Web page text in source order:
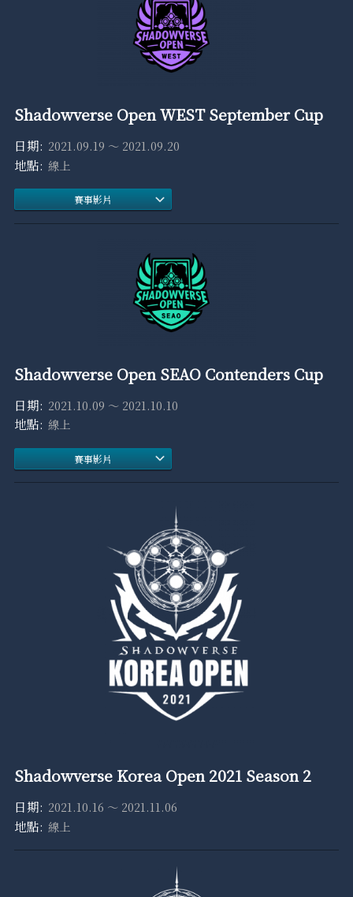
Shadowverse Open WEST September Cup
2021.09.19 ～ 2021.09.20
線上
賽事影片
Shadowverse Open SEAO Contenders Cup
2021.10.09 ～ 2021.10.10
線上
賽事影片
Shadowverse Korea Open 2021 Season 2
2021.10.16 ～ 2021.11.06
線上